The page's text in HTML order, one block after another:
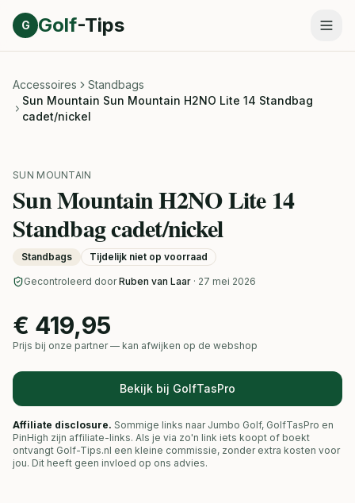
Direct naar inhoud
G Golf-Tips
Accessoires
Standbags
Sun Mountain Sun Mountain H2NO Lite 14 Standbag
cadet/nickel
SUN MOUNTAIN
Sun Mountain H2NO Lite 14
Standbag cadet/nickel
Standbags Tijdelijk niet op voorraad
Gecontroleerd door Ruben van Laar · 27 mei 2026
€ 419,95
Prijs bij onze partner — kan afwijken op de webshop
Bekijk bij GolfTasPro
Affiliate disclosure. Sommige links naar Jumbo Golf, GolfTasPro en
PinHigh zijn affiliate-links. Als je via zo'n link iets koopt of boekt
ontvangt Golf-Tips.nl een kleine commissie, zonder extra kosten voor
jou. Dit heeft geen invloed op ons advies.